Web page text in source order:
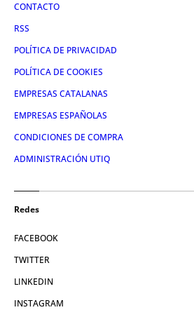
CONTACTO
RSS
POLÍTICA DE PRIVACIDAD
POLÍTICA DE COOKIES
EMPRESAS CATALANAS
EMPRESAS ESPAÑOLAS
CONDICIONES DE COMPRA
ADMINISTRACIÓN UTIQ
Redes
FACEBOOK
TWITTER
LINKEDIN
INSTAGRAM